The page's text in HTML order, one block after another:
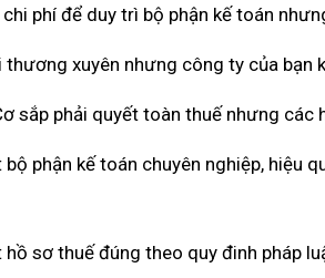
phí để duy trì bộ phận kế toán
thương xuyên nhưng công ty của
sắp phải quyết toàn thuế nhưng
phận kế toán chuyên nghiệp, hiệu
sơ thuế đúng theo quy đinh pháp